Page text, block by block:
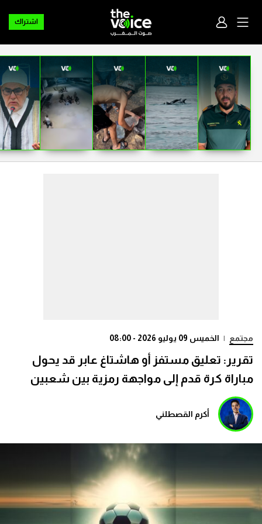
اشتراك
مجتمع | الخميس 09 يوليو 2026 - 08:00
تقرير: تعليق مستفز أو هاشتاغ عابر قد يحول
مباراة كرة قدم إلى مواجهة رمزية بين شعبين
أكرم القصطلني